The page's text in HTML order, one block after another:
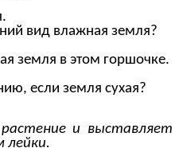
вид влажная земля?
земля в этом горшочке.
если земля сухая?
и выставляет
лейки.